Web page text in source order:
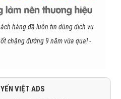
hàng đã luôn tin dùng dịch vụ
chặng đường 9 năm vừa qua! -
VIỆT ADS